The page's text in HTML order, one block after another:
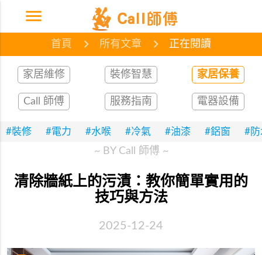
menu 首頁 網誌 文章
首頁 所有文章 正在閱讀
家居維修 裝修智慧 家居保養
Call 師傅 服務指南 電器設備
#裝修 #電力 #水喉 #冷氣 #油漆 #鋁窗 #防
~ BY Call 師傅 ~
清除牆紙上的污漬：教你簡單實用的
技巧與方法
2025-12-24